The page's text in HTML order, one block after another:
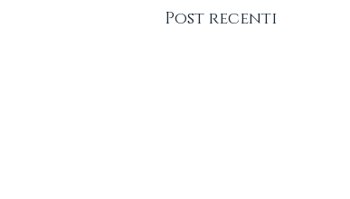
Post recenti